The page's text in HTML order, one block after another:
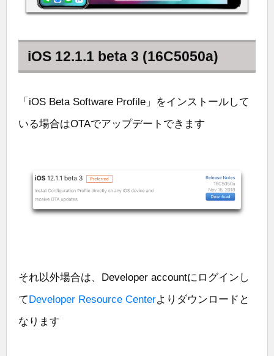
iOS 12.1.1 beta 3 (16C5050a)
「iOS Beta Software Profile」をインストールして
いる場合はOTAでアップデートできます
それ以外場合は、Developer accountにログインし
てDeveloper Resource Centerよりダウンロードと
なります